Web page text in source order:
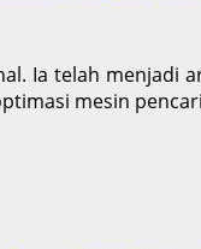
Ia telah menjadi
mesin